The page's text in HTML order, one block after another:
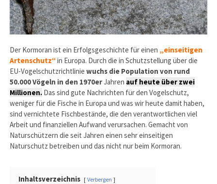
Der Kormoran ist ein Erfolgsgeschichte für einen „einseitigen
Artenschutz“ in Europa. Durch die in Schutzstellung über die
EU-Vogelschutzrichtlinie wuchs die Population von rund
50.000 Vögeln in den 1970erJahren auf heute über zwei
Millionen. Das sind gute Nachrichten für den Vogelschutz,
weniger für die Fische in Europa und was wir heute damit haben,
sind vernichtete Fischbestände, die den verantwortlichen viel
Arbeit und finanziellen Aufwand verursachen. Gemacht von
Naturschützern die seit Jahren einen sehr einseitigen
Naturschutz betreiben und das nicht nur beim Kormoran.
Inhaltsverzeichnis Verbergen